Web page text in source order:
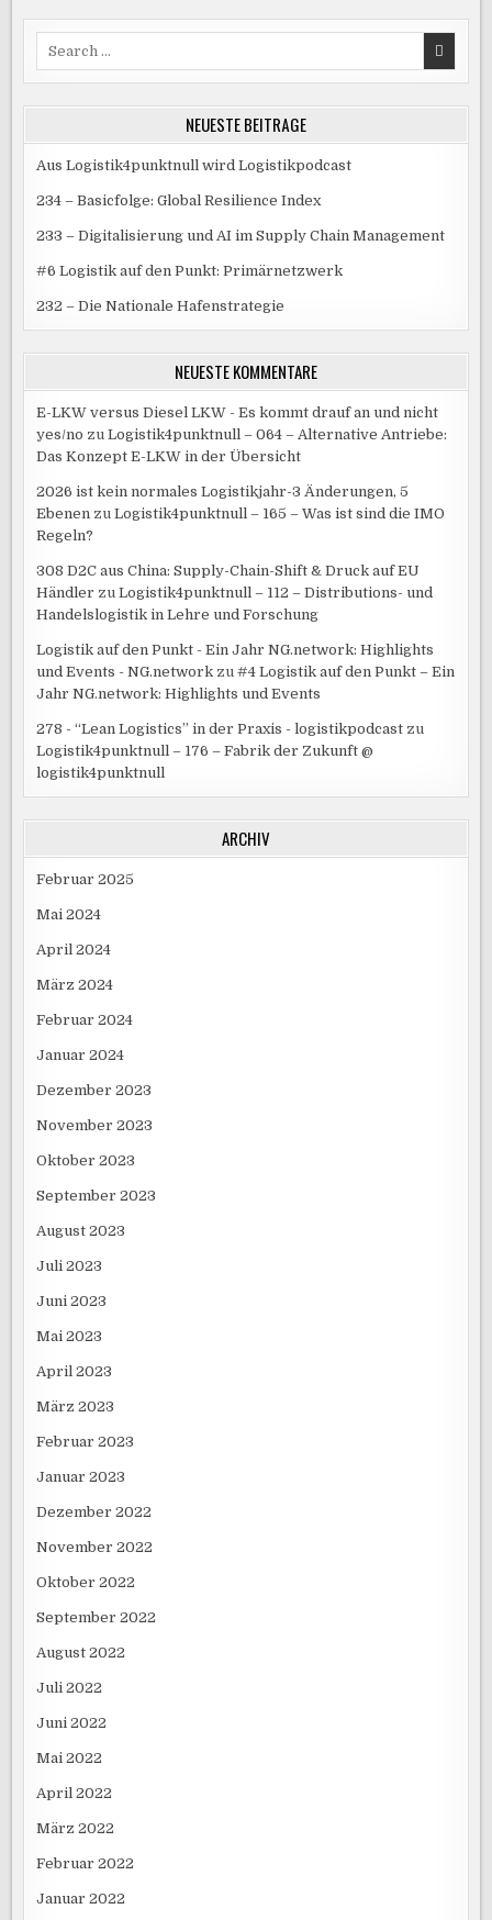
NEUESTE BEITRÄGE
Aus Logistik4punktnull wird Logistikpodcast
234 – Basicfolge: Global Resilience Index
233 – Digitalisierung und AI im Supply Chain Management
#6 Logistik auf den Punkt: Primärnetzwerk
232 – Die Nationale Hafenstrategie
NEUESTE KOMMENTARE
E-LKW versus Diesel LKW - Es kommt drauf an und nicht
yes/no zuLogistik4punktnull – 064 – Alternative Antriebe:
Das Konzept E-LKW in der Übersicht
2026 ist kein normales Logistikjahr-3 Änderungen, 5
Ebenen zuLogistik4punktnull – 165 – Was ist sind die IMO
Regeln?
308 D2C aus China: Supply-Chain-Shift & Druck auf EU
Händler zuLogistik4punktnull – 112 – Distributions- und
Handelslogistik in Lehre und Forschung
Logistik auf den Punkt - Ein Jahr NG.network: Highlights
und Events - NG.network zu#4 Logistik auf den Punkt – Ein
Jahr NG.network: Highlights und Events
278 - “Lean Logistics” in der Praxis - logistikpodcast zu
Logistik4punktnull – 176 – Fabrik der Zukunft @
logistik4punktnull
ARCHIV
Februar 2025
Mai 2024
April 2024
März 2024
Februar 2024
Januar 2024
Dezember 2023
November 2023
Oktober 2023
September 2023
August 2023
Juli 2023
Juni 2023
Mai 2023
April 2023
März 2023
Februar 2023
Januar 2023
Dezember 2022
November 2022
Oktober 2022
September 2022
August 2022
Juli 2022
Juni 2022
Mai 2022
April 2022
März 2022
Februar 2022
Januar 2022